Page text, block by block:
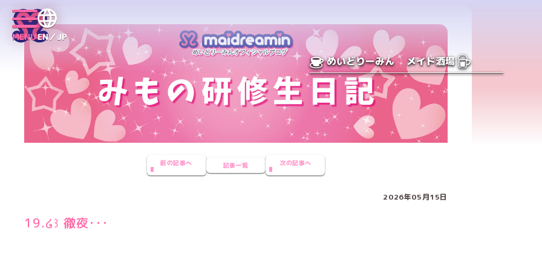
MENUEN／JP
めいどりーみん メイド酒場
前の記事へ 記事一覧 次の記事へ
2026年05月15日
19.໒꒱ 徹夜･･･